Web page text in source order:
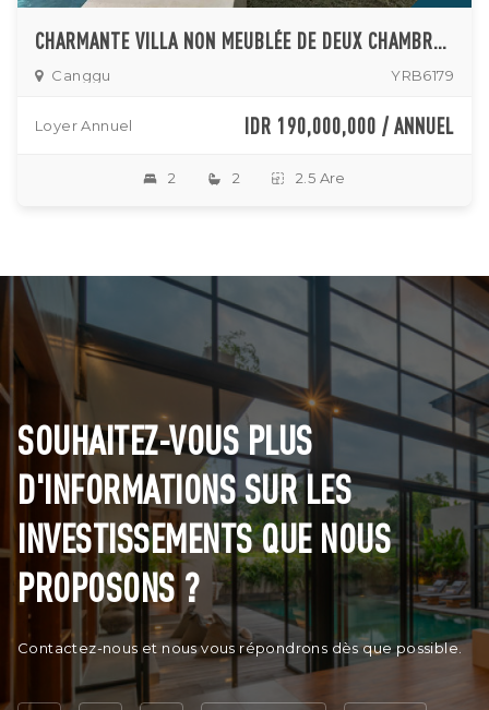
CHARMANTE VILLA NON MEUBLÉE DE DEUX CHAMBRES À CANGGU
Canggu YRB6179
Loyer Annuel IDR 190,000,000 / ANNUEL
2 2 2.5 Are
SOUHAITEZ-VOUS PLUS
D'INFORMATIONS SUR LES
INVESTISSEMENTS QUE NOUS
PROPOSONS ?
Contactez-nous et nous vous répondrons dès que possible.